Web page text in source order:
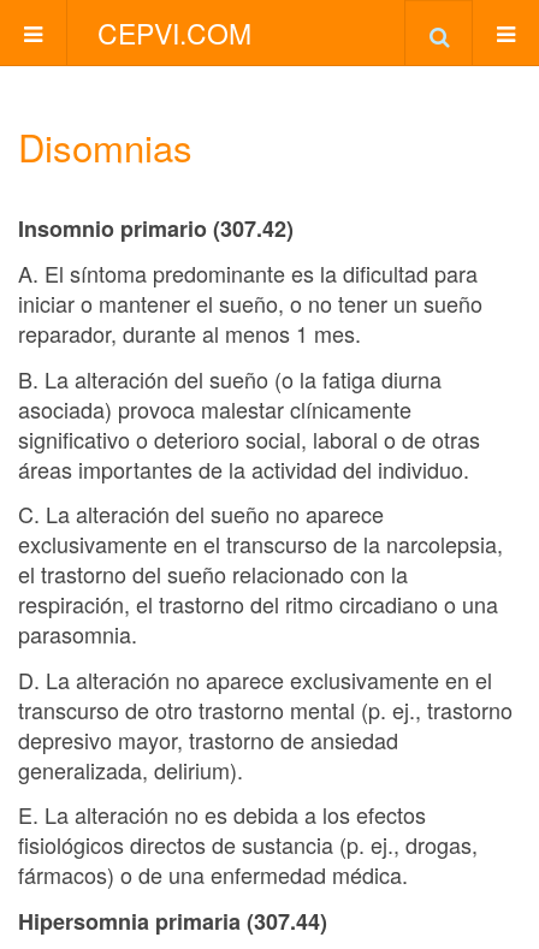
CEPVI.COM
Disomnias
Insomnio primario (307.42)
A. El síntoma predominante es la dificultad para
iniciar o mantener el sueño, o no tener un sueño
reparador, durante al menos 1 mes.
B. La alteración del sueño (o la fatiga diurna
asociada) provoca malestar clínicamente
significativo o deterioro social, laboral o de otras
áreas importantes de la actividad del individuo.
C. La alteración del sueño no aparece
exclusivamente en el transcurso de la narcolepsia,
el trastorno del sueño relacionado con la
respiración, el trastorno del ritmo circadiano o una
parasomnia.
D. La alteración no aparece exclusivamente en el
transcurso de otro trastorno mental (p. ej., trastorno
depresivo mayor, trastorno de ansiedad
generalizada, delirium).
E. La alteración no es debida a los efectos
fisiológicos directos de sustancia (p. ej., drogas,
fármacos) o de una enfermedad médica.
Hipersomnia primaria (307.44)